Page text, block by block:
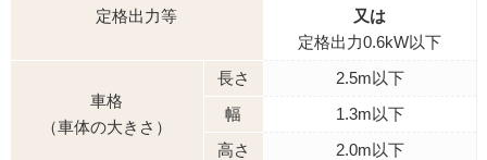
定格出力等
又は
定格出力0.6kW以下
車格
（車体の大きさ）
長さ
2.5m以下
幅
1.3m以下
高さ
2.0m以下